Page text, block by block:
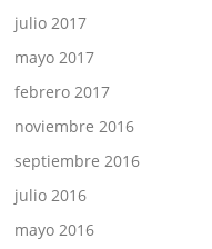
julio 2017
mayo 2017
febrero 2017
noviembre 2016
septiembre 2016
julio 2016
mayo 2016